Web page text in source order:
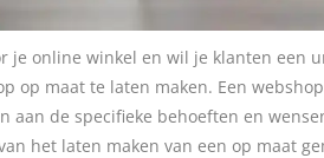
je online winkel en wil je klanten een
op maat te laten maken. Een
aan de specifieke behoeften en
het laten maken van een op maat